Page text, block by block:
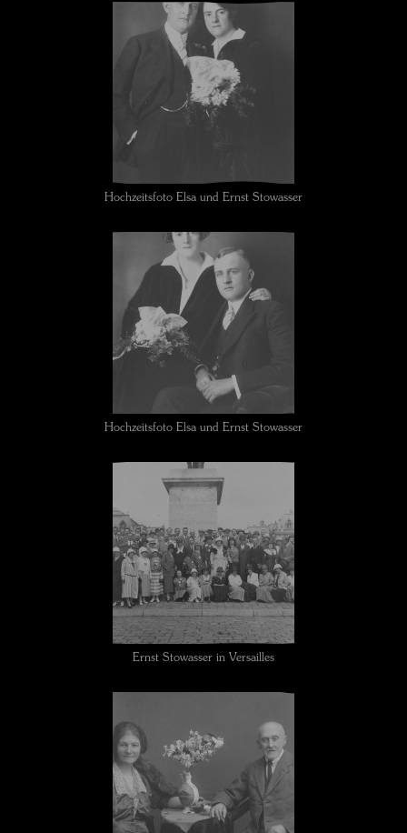
Hochzeitsfoto Elsa und Ernst Stowasser
Hochzeitsfoto Elsa und Ernst Stowasser
Ernst Stowasser in Versailles